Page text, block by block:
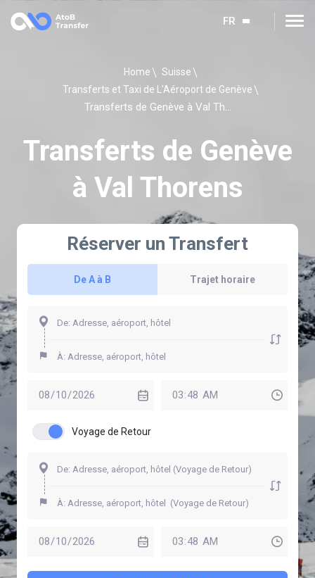
FR
Home
Suisse
Transferts et Taxi de L'Aéroport de Genève
Transferts de Genève à Val Thorens
Transferts de Genève
à Val Thorens
Réserver un Transfert
De A à B Trajet horaire
Voyage de Retour